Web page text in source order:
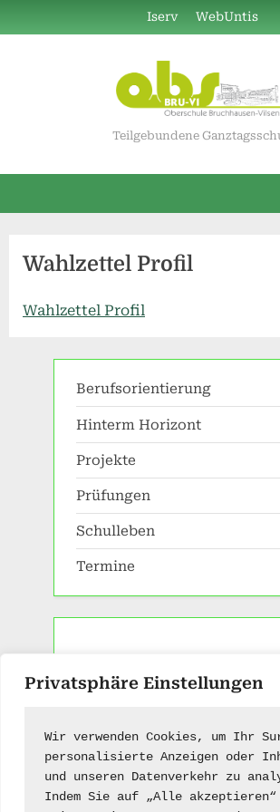
Privatsphäre Einstellungen
Wir verwenden Cookies, um Ihr
personalisierte Anzeigen oder
und unseren Datenverkehr zu
Indem Sie auf „Alle
to
Iserv WebUntis
Teilgebundene
Wahlzettel Profil
Wahlzettel Profil
Berufsorientierung
Hinterm Horizont
Projekte
Prüfungen
Schulleben
Termine
Impressum Kontakt